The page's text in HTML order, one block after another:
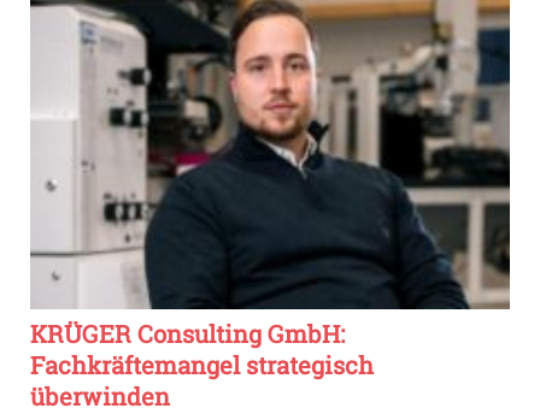
KRÜGER Consulting GmbH:
Fachkräftemangel strategisch
überwinden